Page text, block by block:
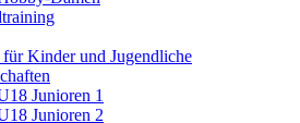
für Kinder und Jugendliche
Junioren 1
Junioren 2